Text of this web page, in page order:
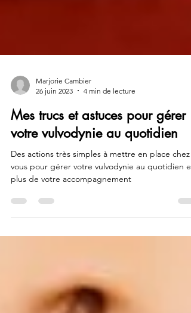
26 juin 2023
4 min de lecture
Mes trucs et astuces pour gérer
votre vulvodynie au quotidien
Des actions très simples à mettre en place chez
plus de votre accompagnement